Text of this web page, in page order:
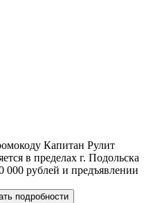
Капитан Рулит
в пределах г. Подольска
000 рублей и предъявлении
Узнать подробности